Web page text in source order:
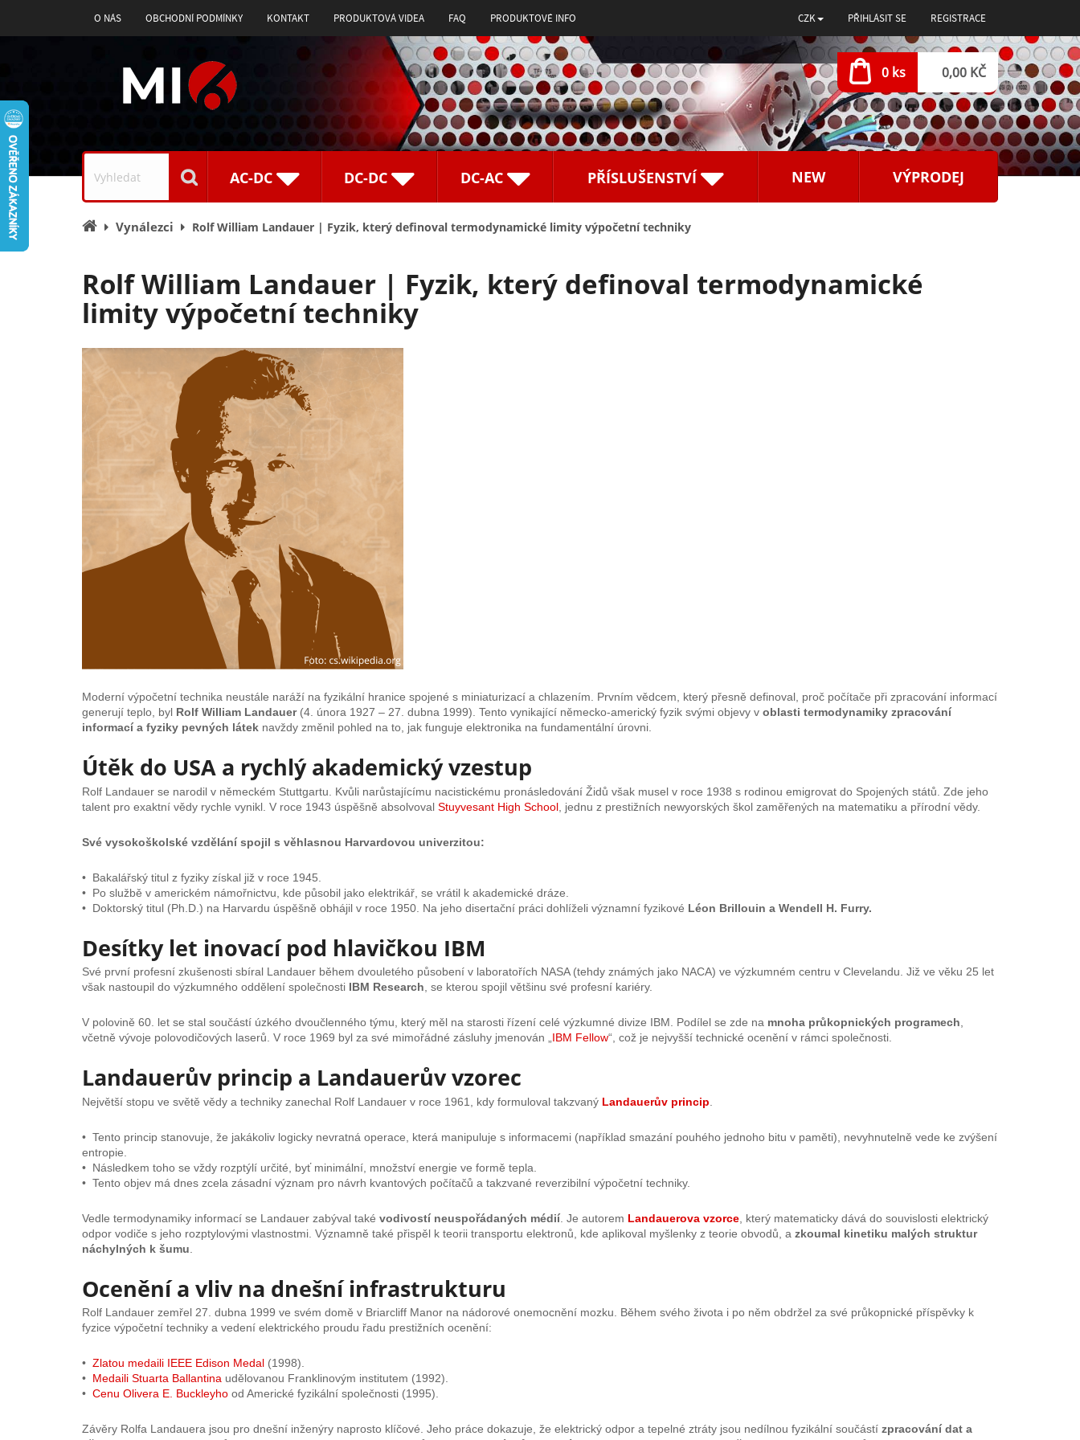
O NÁS OBCHODNÍ PODMÍNKY KONTAKT PRODUKTOVÁ VIDEA FAQ PRODUKTOVÉ INFO CZK PŘIHLÁSIT SE REGISTRACE
0 ks 0,00 KČ
Vyhledávání
AC-DC DC-DC DC-AC PŘÍSLUŠENSTVÍ NEW VÝPRODEJ
ÚvodníVynálezci Rolf William Landauer | Fyzik, který definoval termodynamické limity výpočetní techniky
Rolf William Landauer | Fyzik, který definoval termodynamické
limity výpočetní techniky
Moderní výpočetní technika neustále naráží na fyzikální hranice spojené s miniaturizací a chlazením. Prvním vědcem, který přesně definoval, proč počítače při zpracování informací
generují teplo, byl Rolf William Landauer(4. února 1927 – 27. dubna 1999). Tento vynikající německo-americký fyzik svými objevy v oblasti termodynamiky zpracování
informací a fyziky pevných látek navždy změnil pohled na to, jak funguje elektronika na fundamentální úrovni.
Útěk do USA a rychlý akademický vzestup
Rolf Landauer se narodil v německém Stuttgartu. Kvůli narůstajícímu nacistickému pronásledování Židů však musel v roce 1938 s rodinou emigrovat do Spojených států. Zde jeho
talent pro exaktní vědy rychle vynikl. V roce 1943 úspěšně absolvoval Stuyvesant High School , jednu z prestižních newyorských škol zaměřených na matematiku a přírodní vědy.
Své vysokoškolské vzdělání spojil s věhlasnou Harvardovou univerzitou:
• Bakalářský titul z fyziky získal již v roce 1945.
• Po službě v americkém námořnictvu, kde působil jako elektrikář, se vrátil k akademické dráze.
• Doktorský titul (Ph.D.) na Harvardu úspěšně obhájil v roce 1950. Na jeho disertační práci dohlíželi významní fyzikové Léon Brillouin a Wendell H. Furry.
Desítky let inovací pod hlavičkou IBM
Své první profesní zkušenosti sbíral Landauer během dvouletého působení v laboratořích NASA (tehdy známých jako NACA) ve výzkumném centru v Clevelandu. Již ve věku 25 let
však nastoupil do výzkumného oddělení společnosti IBM Research , se kterou spojil většinu své profesní kariéry.
V polovině 60. let se stal součástí úzkého dvoučlenného týmu, který měl na starosti řízení celé výzkumné divize IBM. Podílel se zde na mnoha průkopnických programech
včetně vývoje polovodičových laserů. V roce 1969 byl za své mimořádné zásluhy jmenován „ IBM Fellow“, což je nejvyšší technické ocenění v rámci společnosti.
Landauerův princip a Landauerův vzorec
Největší stopu ve světě vědy a techniky zanechal Rolf Landauer v roce 1961, kdy formuloval takzvaný Landauerův princip
• Tento princip stanovuje, že jakákoliv logicky nevratná operace, která manipuluje s informacemi (například smazání pouhého jednoho bitu v paměti), nevyhnutelně vede ke zvýšení
entropie.
• Následkem toho se vždy rozptýlí určité, byť minimální, množství energie ve formě tepla.
• Tento objev má dnes zcela zásadní význam pro návrh kvantových počítačů a takzvané reverzibilní výpočetní techniky.
Vedle termodynamiky informací se Landauer zabýval také vodivostí neuspořádaných médií . Je autorem Landauerova vzorce , který matematicky dává do souvislosti elektrický
odpor vodiče s jeho rozptylovými vlastnostmi. Významně také přispěl k teorii transportu elektronů, kde aplikoval myšlenky z teorie obvodů, a zkoumal kinetiku malých struktur
náchylných k šumu
Ocenění a vliv na dnešní infrastrukturu
Rolf Landauer zemřel 27. dubna 1999 ve svém domě v Briarcliff Manor na nádorové onemocnění mozku. Během svého života i po něm obdržel za své průkopnické příspěvky k
fyzice výpočetní techniky a vedení elektrického proudu řadu prestižních ocenění:
• Zlatou medaili IEEE Edison Medal (1998).
• Medaili Stuarta Ballantina udělovanou Franklinovým institutem (1992).
• Cenu Olivera E. Buckleyho od Americké fyzikální společnosti (1995).
Závěry Rolfa Landauera jsou pro dnešní inženýry naprosto klíčové. Jeho práce dokazuje, že elektrický odpor a tepelné ztráty jsou nedílnou fyzikální součástí zpracování dat a